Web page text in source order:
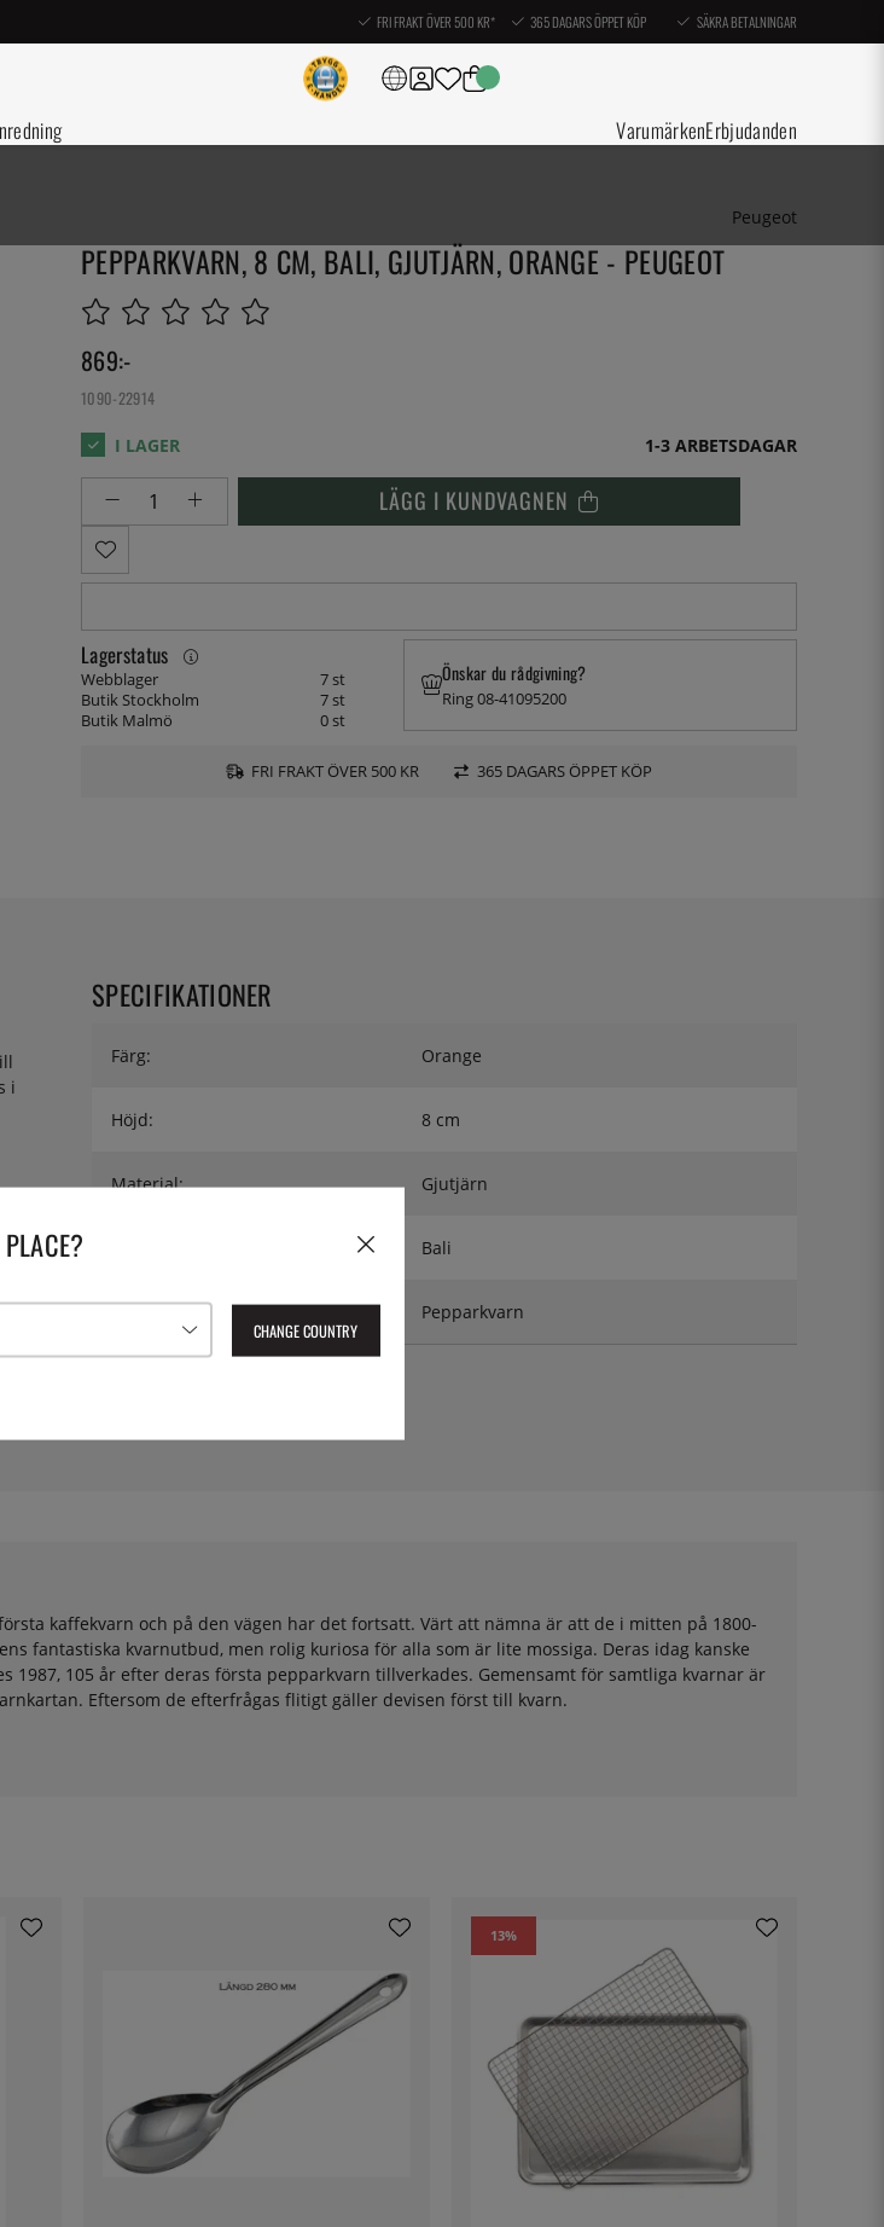
FRI FRAKT ÖVER 500 KR* 365 DAGARS ÖPPET KÖP SÄKRA BETALNINGAR
VarumärkenErbjudanden
Peugeot
PEPPARKVARN, 8 CM, BALI, GJUTJÄRN, ORANGE - PEUGEOT
869:-
1090-22914
1-3 ARBETSDAGAR
LÄGG I KUNDVAGNEN
Lagerstatus
Webblager
7 st
Butik Stockholm
7 st
Butik Malmö
0 st
Önskar du rådgivning?
Ring 08-41095200
FRI FRAKT ÖVER 500 KR 365 DAGARS ÖPPET KÖP
i
SPECIFIKATIONER
Färg: Orange
Höjd: 8 cm
Material: Gjutjärn
Bali
Typ: Pepparkvarn
kaffekvarn och på den vägen har det fortsatt. Värt att nämna är att de i mitten på 1800-
fantastiska kvarnutbud, men rolig kuriosa för alla som är lite mossiga. Deras idag kanske
1987, 105 år efter deras första pepparkvarn tillverkades. Gemensamt för samtliga kvarnar är
Eftersom de efterfrågas flitigt gäller devisen först till kvarn.
13%
CHANGE COUNTRY